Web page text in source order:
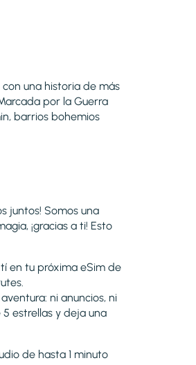
una historia de más
por la Guerra
barrios bohemios
juntos! Somos una
¡gracias a ti! Esto
en tu próxima eSim de
ni anuncios, ni
estrellas y deja una
de hasta 1 minuto